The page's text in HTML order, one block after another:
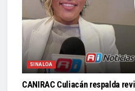
SINALOA
CANIRAC Culiacán respalda